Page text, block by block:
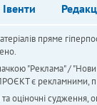
Івенти
пряме
"Реклама" /
є рекламними,
оціночні